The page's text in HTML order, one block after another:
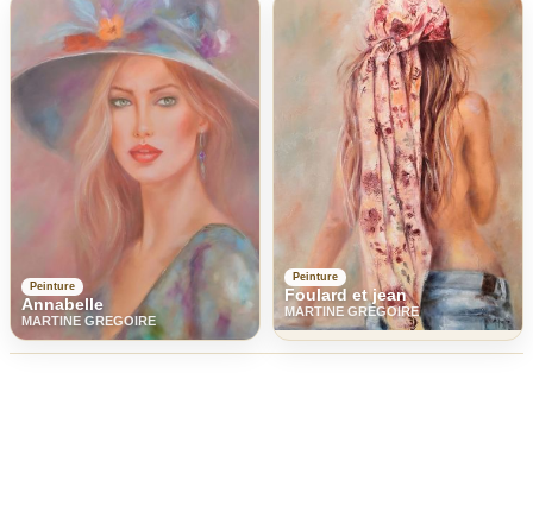
Peinture
Annabelle
MARTINE GREGOIRE
Peinture
Foulard et jean
MARTINE GREGOIRE